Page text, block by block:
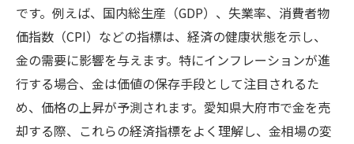
です。例えば、国内総生産（GDP）、失業率、消費者物
価指数（CPI）などの指標は、経済の健康状態を示し、
金の需要に影響を与えます。特にインフレーションが進
行する場合、金は価値の保存手段として注目されるた
め、価格の上昇が予測されます。愛知県大府市で金を売
却する際、これらの経済指標をよく理解し、金相場の変